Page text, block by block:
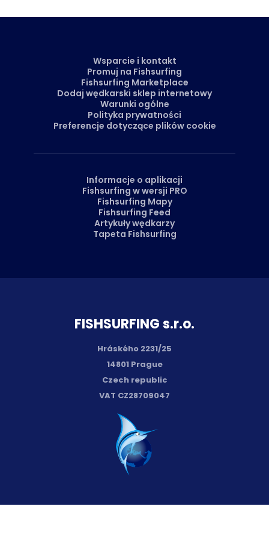
FISH­SURFING s.r.o.
Hráského 2231/25
14801 Prague
Czech republic
VAT CZ28709047
Wsparcie i kontakt
Promuj na Fishsurfing
Fishsurfing Marketplace
Dodaj wędkarski sklep internetowy
Warunki ogólne
Polityka prywatności
Preferencje dotyczące plików cookie
Informacje o aplikacji
Fishsurfing w wersji PRO
Fishsurfing Mapy
Fishsurfing Feed
Artykuły wędkarzy
Tapeta Fishsurfing